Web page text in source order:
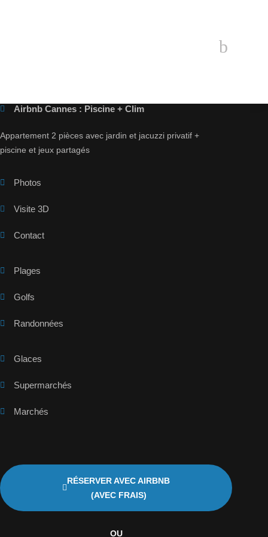
Airbnb Cannes : Piscine + Clim
Appartement 2 pièces avec jardin et jacuzzi privatif +
piscine et jeux partagés
Photos
Visite 3D
Contact
Plages
Golfs
Randonnées
Glaces
Supermarchés
Marchés
RÉSERVER AVEC AIRBNB
(AVEC FRAIS)
OU